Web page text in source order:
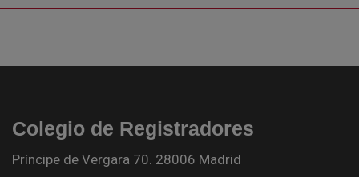
Colegio de Registradores
Príncipe de Vergara 70. 28006 Madrid